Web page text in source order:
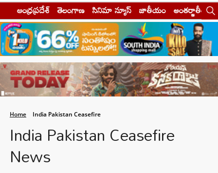
ఆంధ్రప్రదేశ్ తెలంగాణ సినిమా న్యూస్ జాతీయం అంతర్జాతీయం
Home India Pakistan Ceasefire
India Pakistan Ceasefire
News